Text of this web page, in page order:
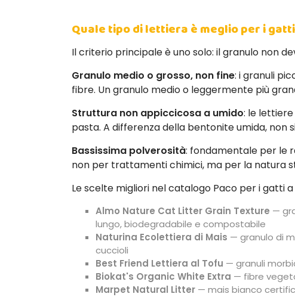
Quale tipo di lettiera è meglio per i
Il criterio principale è uno solo: il granulo non
Granulo medio o grosso, non fine: i granuli
fibre. Un granulo medio o leggermente più
Struttura non appiccicosa a umido: le
pasta. A differenza della bentonite umida, non
Bassissima polverosità: fondamentale per le
non per trattamenti chimici, ma per la natura
Le scelte migliori nel catalogo Paco per i gatti
Almo Nature Cat Litter Grain Texture —
lungo, biodegradabile e compostabile
Naturina Ecolettiera di Mais — granulo di
cuccioli
Best Friend Lettiera al Tofu — granuli
Biokat's Organic White Extra — fibre
Marpet Natural Litter — mais bianco